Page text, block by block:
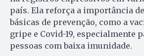
país. Ela reforça a importância
básicas de prevenção, como a
gripe e Covid-19, especialmente
pessoas com baixa imunidade.